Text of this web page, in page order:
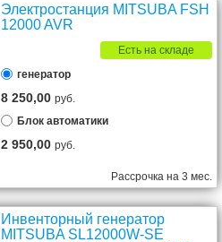
Электростанция MITSUBA FSH
12000 AVR
Есть на складе
генератор
8 250,00руб.
Блок автоматики
2 950,00руб.
Рассрочка на 3 мес.
Инвенторный генератор
MITSUBA SL12000W-SE